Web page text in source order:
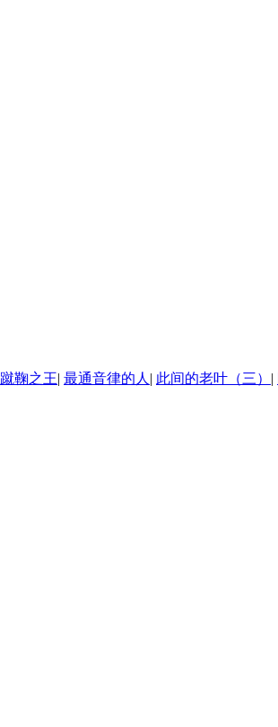
蹴鞠之王| 最通音律的人 | 此间的老叶（三） |